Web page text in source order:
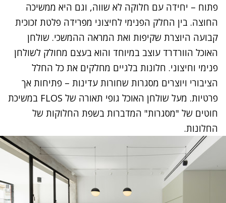
פתוח – יחידה עם חלוקה לא שווה, וגם היא ממשיכה
החוצה. בין החלק הפנימי לחיצוני מפרידה פלטת זכוכית
קבועה היוצרת שקיפות ואת המראה ההמשכי. שולחן
האוכל הוורדרד עוצב במיוחד והוא בעצם מחולק לשולחן
פנימי וחיצוני. חלונות בלגיים מחלקים את כל החלל
הציבורי ויוצרים מסגרות שחורות עדינות – פתיחות אך
פרטיות. מעל שולחן האוכל גופי תאורה של FLOS במשיכת
חוטים של "מסגרות" המדברות בשפת החלוקות של
החלונות.